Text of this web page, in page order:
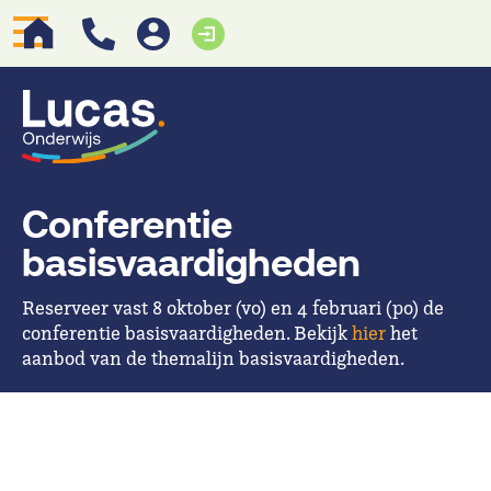
Conferentie
basisvaardigheden
Reserveer vast 8 oktober (vo) en 4 februari (po) de
conferentie basisvaardigheden. Bekijkhierhet
aanbod van de themalijn basisvaardigheden.